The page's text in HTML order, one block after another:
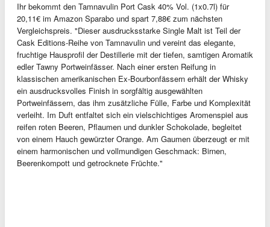
Ihr bekommt den Tamnavulin Port Cask 40% Vol. (1x0.7l) für
20,11€ im Amazon Sparabo und spart 7,88€ zum nächsten
Vergleichspreis. "Dieser ausdrucksstarke Single Malt ist Teil der
Cask Editions-Reihe von Tamnavulin und vereint das elegante,
fruchtige Hausprofil der Destillerie mit der tiefen, samtigen Aromatik
edler Tawny Portweinfässer. Nach einer ersten Reifung in
klassischen amerikanischen Ex-Bourbonfässern erhält der Whisky
ein ausdrucksvolles Finish in sorgfältig ausgewählten
Portweinfässern, das ihm zusätzliche Fülle, Farbe und Komplexität
verleiht. Im Duft entfaltet sich ein vielschichtiges Aromenspiel aus
reifen roten Beeren, Pflaumen und dunkler Schokolade, begleitet
von einem Hauch gewürzter Orange. Am Gaumen überzeugt er mit
einem harmonischen und vollmundigen Geschmack: Birnen,
Beerenkompott und getrocknete Früchte."